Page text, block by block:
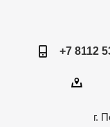
+7 8112
г.